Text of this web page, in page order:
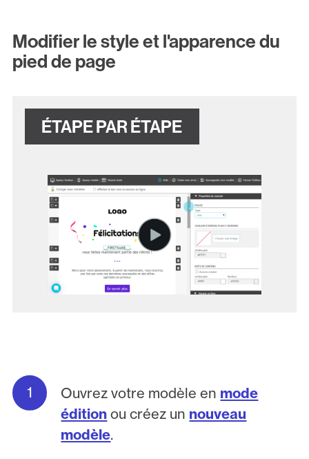
Modifier le style et l'apparence du
pied de page
ÉTAPE PAR ÉTAPE
Ouvrez votre modèle en mode
édition ou créez un nouveau
modèle.